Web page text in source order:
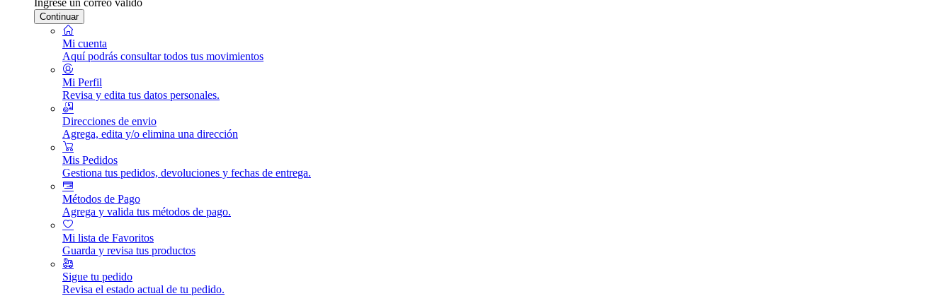
Continuar
Mi cuenta
Aquí podrás consultar todos tus movimientos
Mi Perfil
Revisa y edita tus datos personales.
Direcciones de envio
Agrega, edita y/o elimina una dirección
Mis Pedidos
Gestiona tus pedidos, devoluciones y fechas de entrega.
Métodos de Pago
Agrega y valida tus métodos de pago.
Mi lista de Favoritos
Guarda y revisa tus productos
Sigue tu pedido
Revisa el estado actual de tu pedido.